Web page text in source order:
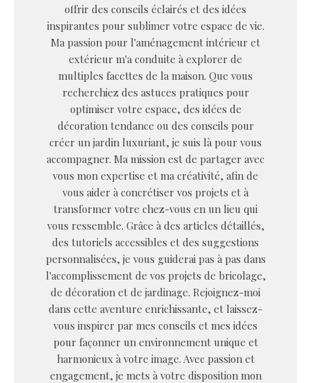
offrir des conseils éclairés et des idées
inspirantes pour sublimer votre espace de vie.
Ma passion pour l'aménagement intérieur et
extérieur m'a conduite à explorer de
multiples facettes de la maison. Que vous
recherchiez des astuces pratiques pour
optimiser votre espace, des idées de
décoration tendance ou des conseils pour
créer un jardin luxuriant, je suis là pour vous
accompagner. Ma mission est de partager avec
vous mon expertise et ma créativité, afin de
vous aider à concrétiser vos projets et à
transformer votre chez-vous en un lieu qui
vous ressemble. Grâce à des articles détaillés,
des tutoriels accessibles et des suggestions
personnalisées, je vous guiderai pas à pas dans
l'accomplissement de vos projets de bricolage,
de décoration et de jardinage. Rejoignez-moi
dans cette aventure enrichissante, et laissez-
vous inspirer par mes conseils et mes idées
pour façonner un environnement unique et
harmonieux à votre image. Avec passion et
engagement, je mets à votre disposition mon